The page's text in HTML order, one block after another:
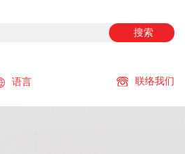
搜索
联络我们
语言